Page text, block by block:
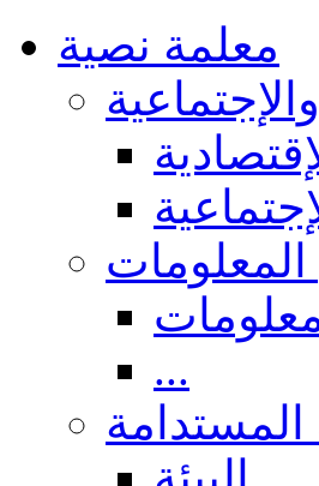
معلمة نصية
...
المستدامة